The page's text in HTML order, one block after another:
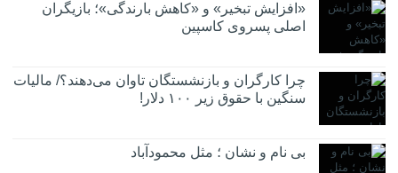
«افزایش تبخیر» و «کاهش بارندگی»؛ بازیگران
اصلی پسروی کاسپین
چرا کارگران و بازنشستگان تاوان می‌دهند؟/ مالیات
سنگین با حقوق زیر ۱۰۰ دلار!
بی نام و نشان ؛ مثل محمودآباد